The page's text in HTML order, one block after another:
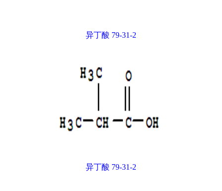
异丁酸 79-31-2
异丁酸 79-31-2